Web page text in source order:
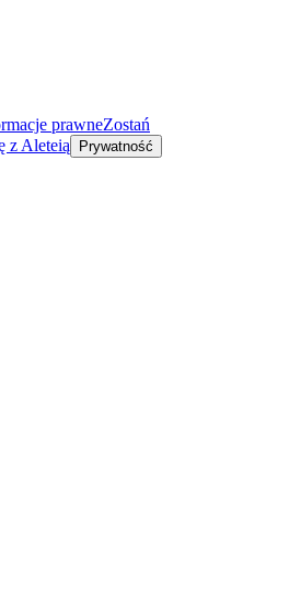
prawneZostań
z Aleteią Prywatność